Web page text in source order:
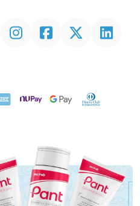
InstagramFacebookTwitter Linkedin
NuPay Google PayDiners Club